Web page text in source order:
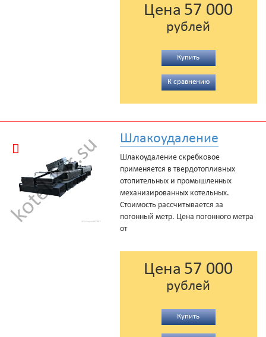
Цена 57 000
рублей
Купить
К сравнению
Шлакоудаление
Шлакоудаление скребковое
применяется в твердотопливных
отопительных и промышленных
механизированных котельных.
Стоимость рассчитывается за
погонный метр. Цена погонного метра
от
Цена 57 000
рублей
Купить